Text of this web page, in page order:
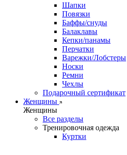
Шапки
Повязки
Баффы/снуды
Балаклавы
Кепки/панамы
Перчатки
Варежки/Лобстеры
Носки
Ремни
Чехлы
Подарочный сертификат
Женщины
Женщины
Все разделы
Тренировочная одежда
Куртки